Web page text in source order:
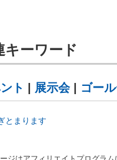
キーワード
ト 展示会| ゴー
とまります